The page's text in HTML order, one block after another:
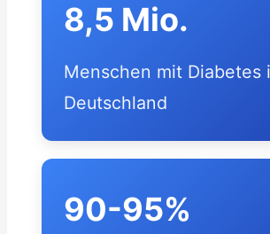
8,5 Mio.
Menschen mit Diabetes
Deutschland
90-95%